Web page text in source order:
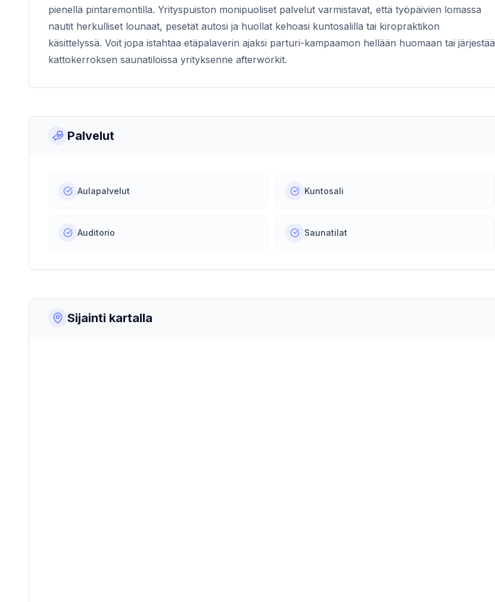
pienellä pintaremontilla. Yrityspuiston monipuoliset palvelut varmistavat, että työpäivien lomassa
nautit herkulliset lounaat, pesetät autosi ja huollat kehoasi kuntosalilla tai kiropraktikon
käsittelyssä. Voit jopa istahtaa etäpalaverin ajaksi parturi-kampaamon hellään huomaan tai järjestää
kattokerroksen saunatiloissa yrityksenne afterworkit.
Palvelut
Aulapalvelut Kuntosali
Auditorio Saunatilat
Sijainti kartalla